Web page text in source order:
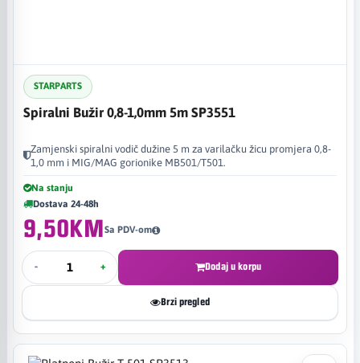
STARPARTS
Spiralni Bužir 0,8-1,0mm 5m SP3551
Zamjenski spiralni vodič dužine 5 m za varilačku žicu promjera 0,8-
1,0 mm i MIG/MAG gorionike MB501/T501.
Na stanju
Dostava 24-48h
9,50KMSa PDV-om
- + Dodaj u korpu
Brzi pregled